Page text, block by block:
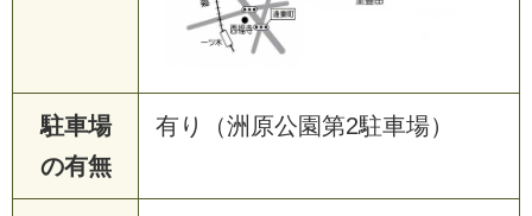
駐車場
の有無
有り（洲原公園第2駐車場）